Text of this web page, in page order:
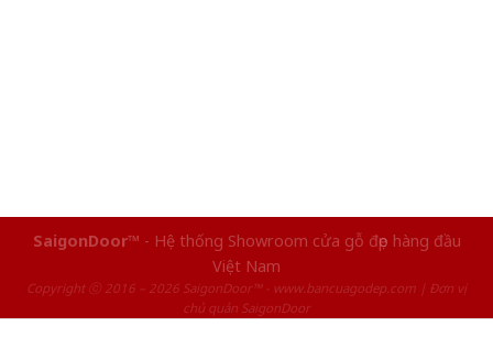
SaigonDoor™ - Hệ thống Showroom cửa gỗ đẹp hàng đầu
Việt Nam
Copyright ⓒ 2016 – 2026 SaigonDoor™ - www.bancuagodep.com | Đơn vị
chủ quản SaigonDoor